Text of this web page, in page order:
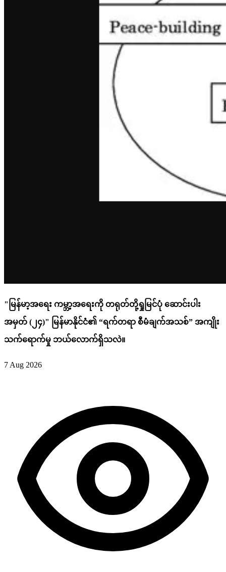
"မြန်မာ့အရေး ကမ္ဘာ့အရေးကို တရုတ်တို့ရှုမြင်ပုံ ဆောင်းပါး
အမှတ် (၂၄)" မြန်မာနိုင်ငံ၏ “ရက်တရာ စီမံချက်အသစ်” အကျိုး
သက်ရောက်မှု ဘယ်လောက်ရှိသလဲ။
7 Aug 2026